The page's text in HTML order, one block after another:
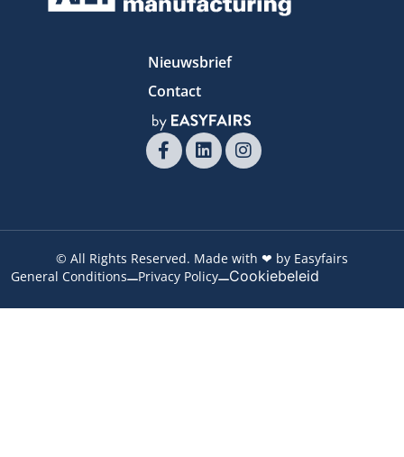
Nieuwsbrief
Contact
© All Rights Reserved. Made with ❤ by Easyfairs
General Conditions
Privacy Policy Cookiebeleid